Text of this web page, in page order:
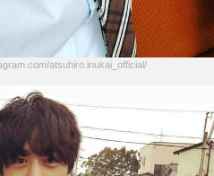
atsuhiro.inukai_official/